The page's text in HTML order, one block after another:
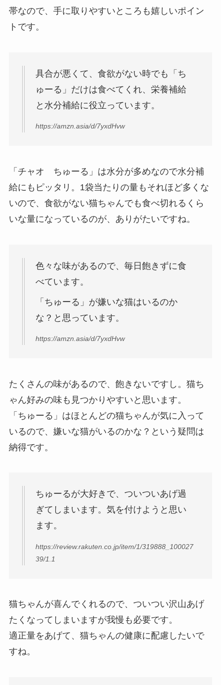
帯なので、手に取りやすいところも嬉しいポイン
トです。
具合が悪くて、食欲がない時でも「ち
ゅーる」だけは食べてくれ、栄養補給
と水分補給に役立っています。
https://amzn.asia/d/7yxdHvw
「チャオ ちゅーる」は水分が多めなので水分補
給にもピッタリ。1袋当たりの量もそれほど多くな
いので、食欲がない猫ちゃんでも食べ切れるくら
いな量になっているのが、ありがたいですね。
色々な味があるので、毎日飽きずに食
べています。
「ちゅーる」が嫌いな猫はいるのか
な？と思っています。
https://amzn.asia/d/7yxdHvw
たくさんの味があるので、飽きないですし。猫ち
ゃん好みの味も見つかりやすいと思います。
「ちゅーる」はほとんどの猫ちゃんが気に入って
いるので、嫌いな猫がいるのかな？という疑問は
納得です。
ちゅーるが大好きで、ついついあげ過
ぎてしまいます。気を付けようと思い
ます。
https://review.rakuten.co.jp/item/1/319888_100027
39/1.1
猫ちゃんが喜んでくれるので、ついつい沢山あげ
たくなってしまいますが我慢も必要です。
適正量をあげて、猫ちゃんの健康に配慮したいで
すね。